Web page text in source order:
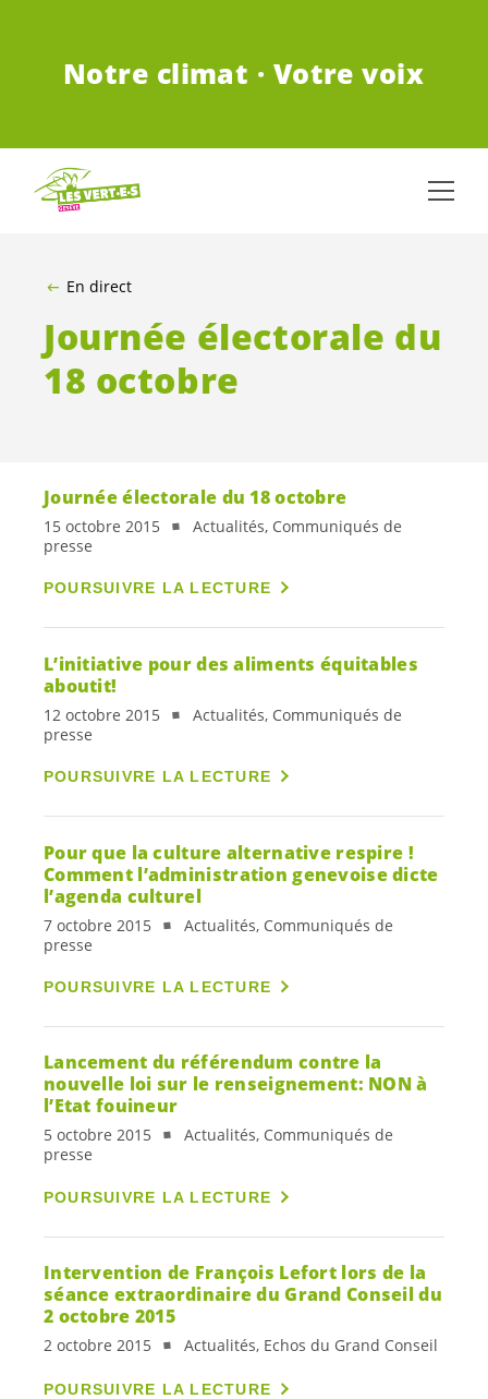
Notre climat · Votre voix
En direct
Journée électorale du
18 octobre
Journée électorale du 18 octobre
15 octobre 2015
Actualités, Communiqués de
presse
POURSUIVRE LA LECTURE
L’initiative pour des aliments équitables
aboutit!
12 octobre 2015
Actualités, Communiqués de
presse
POURSUIVRE LA LECTURE
Pour que la culture alternative respire !
Comment l’administration genevoise dicte
l’agenda culturel
7 octobre 2015
Actualités, Communiqués de
presse
POURSUIVRE LA LECTURE
Lancement du référendum contre la
nouvelle loi sur le renseignement: NON à
l’Etat fouineur
5 octobre 2015
Actualités, Communiqués de
presse
POURSUIVRE LA LECTURE
Intervention de François Lefort lors de la
séance extraordinaire du Grand Conseil du
2 octobre 2015
2 octobre 2015 Actualités, Echos du Grand Conseil
POURSUIVRE LA LECTURE